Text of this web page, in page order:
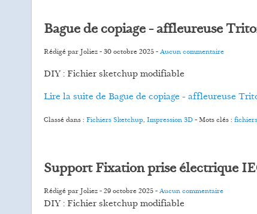
Bague de copiage - affleureuse
Rédigé par Joliez -30 octobre 2025-Aucun commentaire
DIY : Fichier sketchup modifiable
Lire la suite de Bague de copiage - affleureuse
Classé dans : Fichiers Sketchup, Impression 3D- Mots clés :
Support Fixation prise électrique
Rédigé par Joliez -29 octobre 2025-Aucun commentaire
DIY : Fichier sketchup modifiable